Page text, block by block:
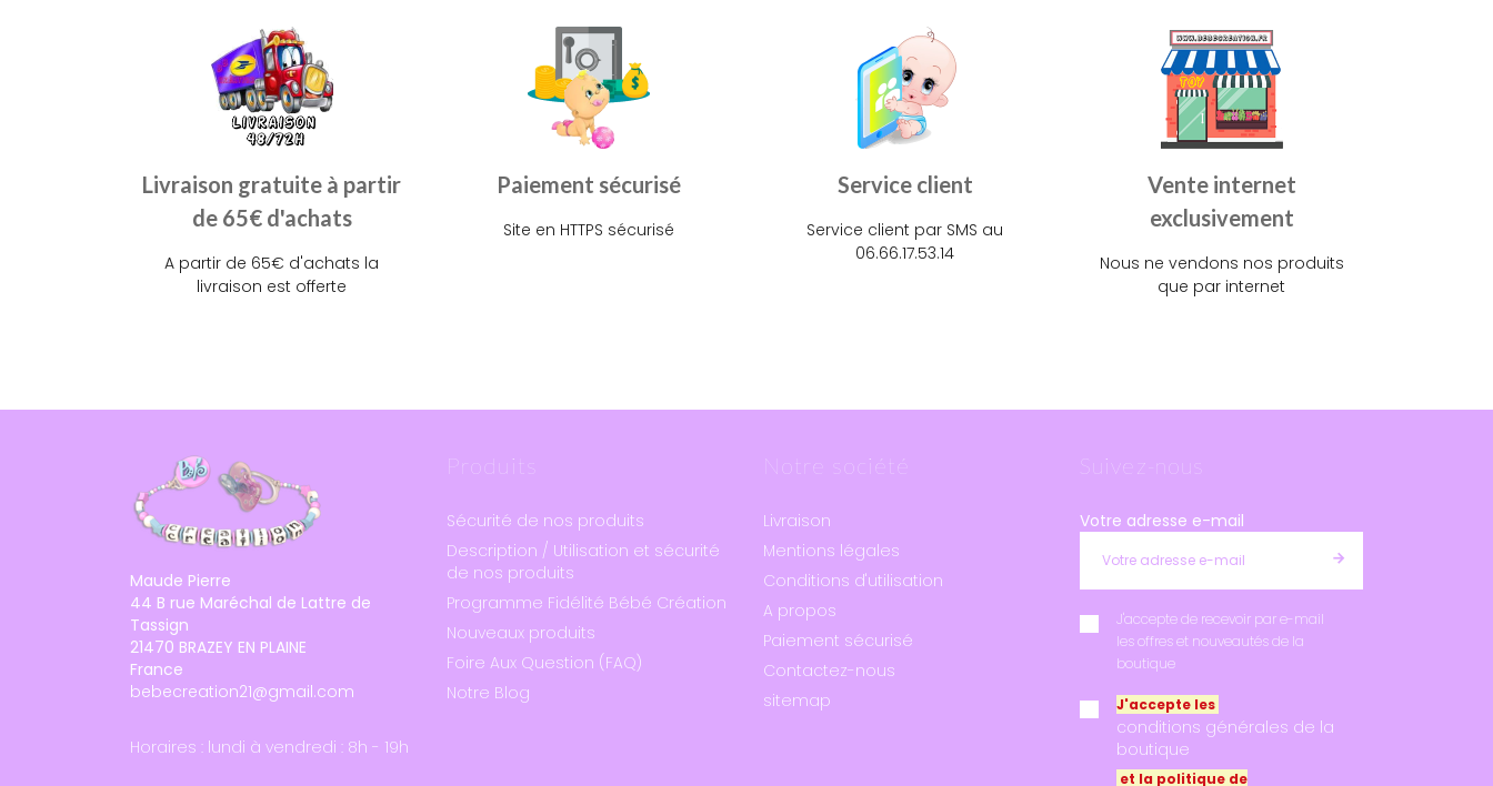
Livraison gratuite à partir
de 65€ d'achats
A partir de 65€ d'achats la
livraison est offerte
Paiement sécurisé
Site en HTTPS sécurisé
Service client
Service client par SMS au
06.66.17.53.14
Vente internet
exclusivement
Nous ne vendons nos produits
que par internet
Maude Pierre
44 B rue Maréchal de Lattre de
Tassign
21470 BRAZEY EN PLAINE
France
bebecreation21@gmail.com
Horaires : lundi à vendredi : 8h - 19h
Produits
Sécurité de nos produits
Description / Utilisation et sécurité
de nos produits
Programme Fidélité Bébé Création
Nouveaux produits
Foire Aux Question (FAQ)
Notre Blog
Notre société
Livraison
Mentions légales
Conditions d'utilisation
A propos
Paiement sécurisé
Contactez-nous
sitemap
Suivez-nous
Votre adresse e-mail
J'accepte de recevoir par e-mail
les offres et nouveautés de la
boutique
J'accepte les
conditions générales de la
boutique
et la politique de